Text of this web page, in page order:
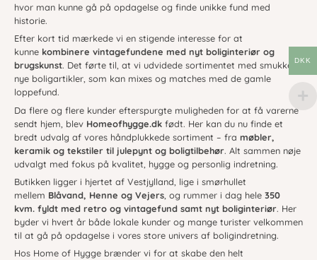
hvor man kunne gå på opdagelse og finde unikke fund med
historie.
Efter kort tid mærkede vi en stigende interesse for at
kunne kombinere vintagefundene med nyt boliginteriør og
brugskunst. Det førte til, at vi udvidede sortimentet med smukke,
nye boligartikler, som kan mixes og matches med de gamle
loppefund.
Da flere og flere kunder efterspurgte muligheden for at få varerne
sendt hjem, blev Homeofhygge.dk født. Her kan du nu finde et
bredt udvalg af vores håndplukkede sortiment – fra møbler,
keramik og tekstiler til julepynt og boligtilbehør. Alt sammen nøje
udvalgt med fokus på kvalitet, hygge og personlig indretning.
Butikken ligger i hjertet af Vestjylland, lige i smørhullet
mellem Blåvand, Henne og Vejers , og rummer i dag hele 350
kvm. fyldt med retro og vintagefund samt nyt boliginteriør. Her
byder vi hvert år både lokale kunder og mange turister velkommen
til at gå på opdagelse i vores store univers af boligindretning.
Hos Home of Hygge brænder vi for at skabe den helt
DKK